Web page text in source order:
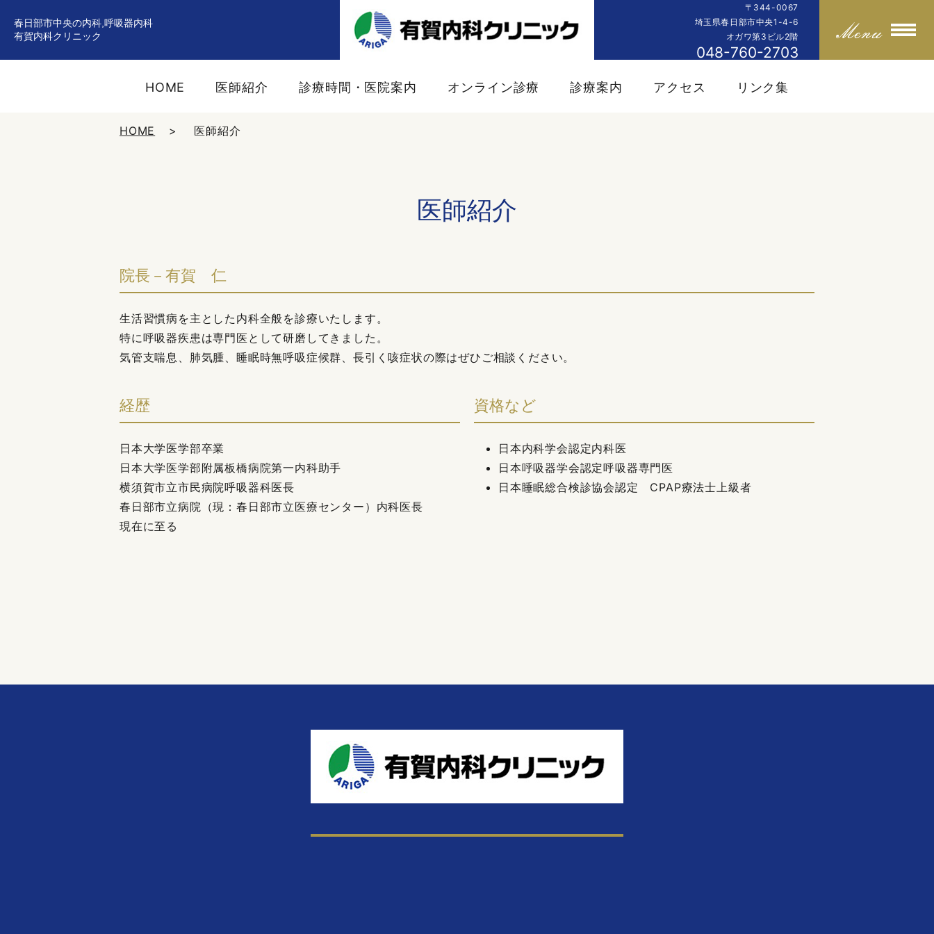
春日部市中央の内科,呼吸器内科
有賀内科クリニック
〒344-0067
埼玉県春日部市中央1-4-6
オガワ第3ビル2階
048-760-2703
HOME 医師紹介 診療時間・医院案内 オンライン診療 診療案内 アクセス リンク集
HOME 医師紹介
医師紹介
院長－有賀 仁
生活習慣病を主とした内科全般を診療いたします。
特に呼吸器疾患は専門医として研磨してきました。
気管支喘息、肺気腫、睡眠時無呼吸症候群、長引く咳症状の際はぜひご相談ください。
経歴
日本大学医学部卒業
日本大学医学部附属板橋病院第一内科助手
横須賀市立市民病院呼吸器科医長
春日部市立病院（現：春日部市立医療センター）内科医長
現在に至る
資格など
日本内科学会認定内科医
日本呼吸器学会認定呼吸器専門医
日本睡眠総合検診協会認定 CPAP療法士上級者